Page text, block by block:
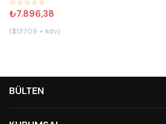
₺7.896,38
($137.09 + kdv)
BÜLTEN